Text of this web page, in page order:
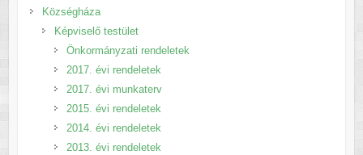
Községháza
Képviselő testület
Önkormányzati rendeletek
2017. évi rendeletek
2017. évi munkaterv
2015. évi rendeletek
2014. évi rendeletek
2013. évi rendeletek